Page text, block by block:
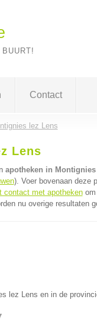
Contact
lez Lens
Lens
apotheken in
). Voer bovenaan deze
contact met apothekenom
nu overige resultaten
lez Lens en in de